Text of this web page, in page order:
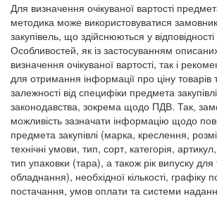
Для визначення очікуваної вартості
методика може використовуватися
закупівель, що здійснюються у
Особливостей, як із застосуванням
визначення очікуваної вартості, так і
для отримання інформації про ціну товарів
залежності від специфіки предмета
законодавства, зокрема щодо ПДВ. Так,
можливість зазначати інформацію щодо
предмета закупівлі (марка, креслення,
технічні умови, тип, сорт, категорія,
тип упаковки (тара), а також рік випуску для
обладнання), необхідної кількості, графіку
постачання, умов оплати та системи